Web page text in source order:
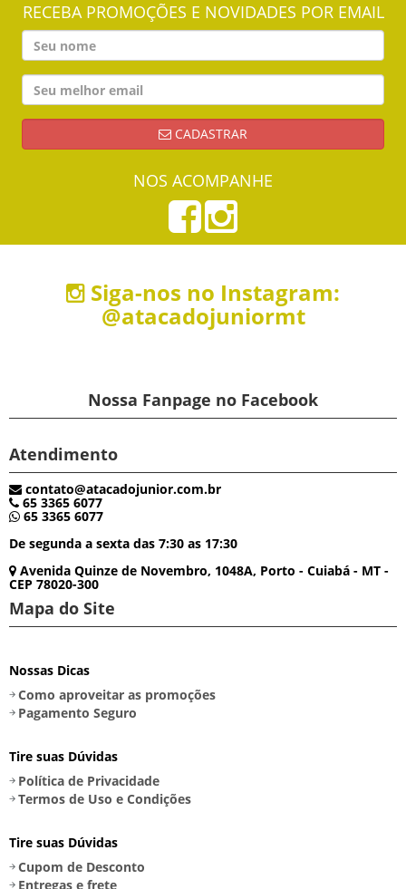
RECEBA PROMOÇÕES E NOVIDADES POR EMAIL
CADASTRAR
NOS ACOMPANHE
Siga-nos no Instagram:
@atacadojuniormt
Nossa Fanpage no Facebook
Atendimento
contato@atacadojunior.com.br
65 3365 6077
65 3365 6077
De segunda a sexta das 7:30 as 17:30
Avenida Quinze de Novembro, 1048A, Porto - Cuiabá - MT -
CEP 78020-300
Mapa do Site
Nossas Dicas
Como aproveitar as promoções
Pagamento Seguro
Tire suas Dúvidas
Política de Privacidade
Termos de Uso e Condições
Tire suas Dúvidas
Cupom de Desconto
Entregas e frete